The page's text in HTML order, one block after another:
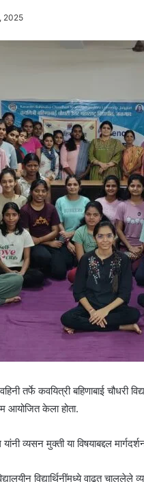
2025
तर्फे कवयित्री बहिणाबाई चौधरी
आयोजित केला होता.
व्यसन मुक्ती या विषयाबद्दल
विद्यार्थिनींमध्ये वाढत